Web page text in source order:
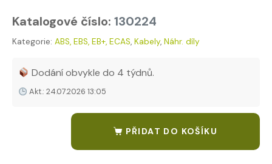
Katalogové číslo: 130224
Kategorie: ABS, EBS, EB+, ECAS, Kabely, Náhr. díly
Dodání obvykle do 4 týdnů.
Akt.: 24.07.2026 13:05
PŘIDAT DO KOŠÍKU